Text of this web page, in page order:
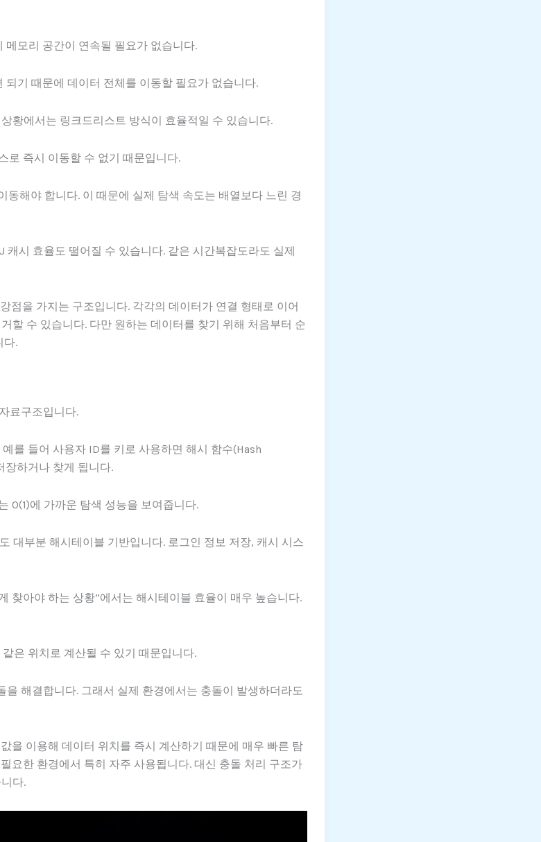
모리 공간이 연속될 필요가 없습니다.
기 때문에 데이터 전체를 이동할 필요가 없습니다.
황에서는 링크드리스트 방식이 효율적일 수 있습니다.
로 즉시 이동할 수 없기 때문입니다.
해야 합니다. 이 때문에 실제 탐색 속도는 배열보다 느린 경
시 효율도 떨어질 수 있습니다. 같은 시간복잡도라도 실제
을 가지는 구조입니다. 각각의 데이터가 연결 형태로 이어
할 수 있습니다. 다만 원하는 데이터를 찾기 위해 처음부터 순
다.
료구조입니다.
를 들어 사용자 ID를 키로 사용하면 해시 함수(Hash
하거나 찾게 됩니다.
O(1)에 가까운 탐색 성능을 보여줍니다.
대부분 해시테이블 기반입니다. 로그인 정보 저장, 캐시 시스
찾아야 하는 상황”에서는 해시테이블 효율이 매우 높습니다.
은 위치로 계산될 수 있기 때문입니다.
해결합니다. 그래서 실제 환경에서는 충돌이 발생하더라도
을 이용해 데이터 위치를 즉시 계산하기 때문에 매우 빠른 탐
요한 환경에서 특히 자주 사용됩니다. 대신 충돌 처리 구조가
다.